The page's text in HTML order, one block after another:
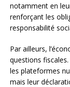
notamment en
renforçant les
responsabilité
Par ailleurs,
questions
les plateformes
mais leur